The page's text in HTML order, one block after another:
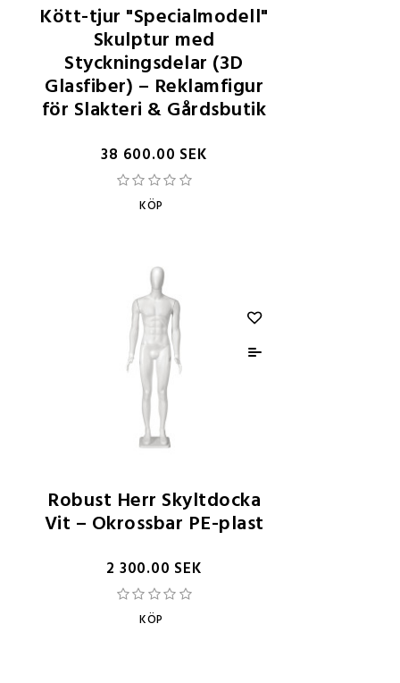
Kött-tjur "Specialmodell"
Skulptur med
Styckningsdelar (3D
Glasfiber) – Reklamfigur
för Slakteri & Gårdsbutik
38 600.00 SEK
KÖP
Robust Herr Skyltdocka
Vit – Okrossbar PE-plast
2 300.00 SEK
KÖP